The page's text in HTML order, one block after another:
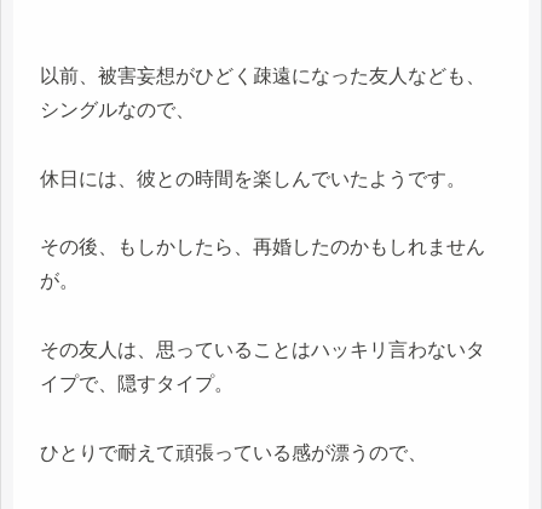
以前、被害妄想がひどく疎遠になった友人なども、
シングルなので、
休日には、彼との時間を楽しんでいたようです。
その後、もしかしたら、再婚したのかもしれません
が。
その友人は、思っていることはハッキリ言わないタ
イプで、隠すタイプ。
ひとりで耐えて頑張っている感が漂うので、